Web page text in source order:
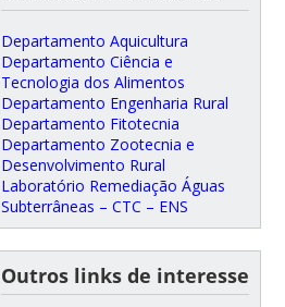
Departamento Aquicultura
Departamento Ciência e
Tecnologia dos Alimentos
Departamento Engenharia Rural
Departamento Fitotecnia
Departamento Zootecnia e
Desenvolvimento Rural
Laboratório Remediação Águas
Subterrâneas – CTC – ENS
Outros links de interesse